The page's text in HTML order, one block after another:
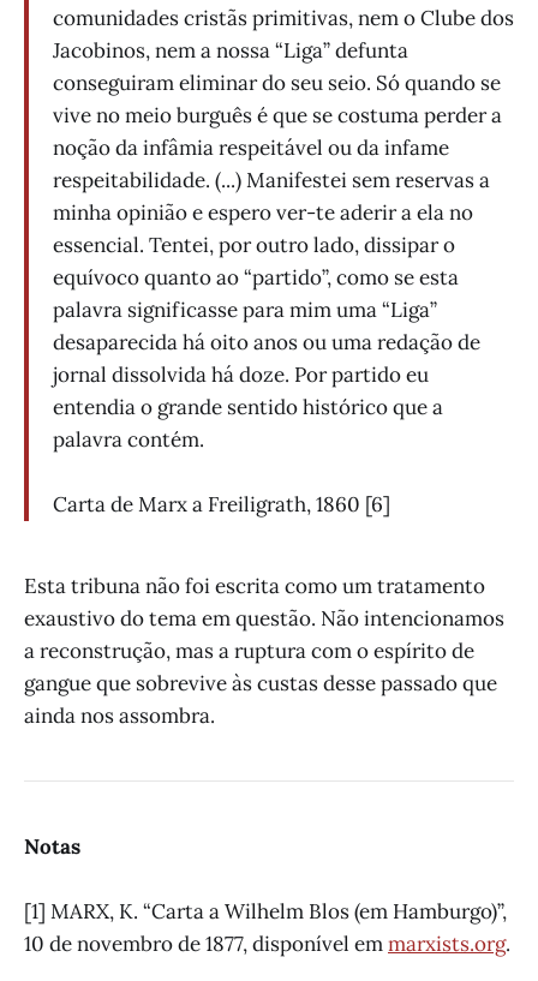
comunidades cristãs primitivas, nem o Clube dos
Jacobinos, nem a nossa “Liga” defunta
conseguiram eliminar do seu seio. Só quando se
vive no meio burguês é que se costuma perder a
noção da infâmia respeitável ou da infame
respeitabilidade. (...) Manifestei sem reservas a
minha opinião e espero ver-te aderir a ela no
essencial. Tentei, por outro lado, dissipar o
equívoco quanto ao “partido”, como se esta
palavra significasse para mim uma “Liga”
desaparecida há oito anos ou uma redação de
jornal dissolvida há doze. Por partido eu
entendia o grande sentido histórico que a
palavra contém.
Carta de Marx a Freiligrath, 1860 [6]
Esta tribuna não foi escrita como um tratamento
exaustivo do tema em questão. Não intencionamos
a reconstrução, mas a ruptura com o espírito de
gangue que sobrevive às custas desse passado que
ainda nos assombra.
Notas
[1] MARX, K. “Carta a Wilhelm Blos (em Hamburgo)”,
10 de novembro de 1877, disponível emmarxists.org.